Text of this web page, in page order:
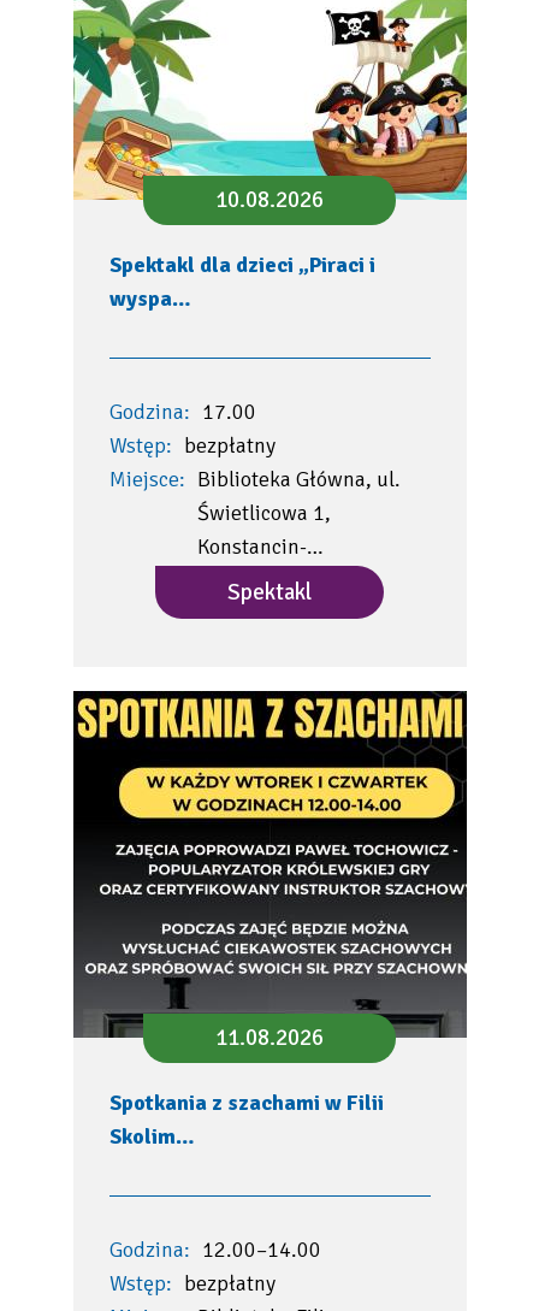
10.08.2026
Spektakl dla dzieci „Piraci i
wyspa…
Godzina: 17.00
Wstęp: bezpłatny
Miejsce: Biblioteka Główna, ul.
Świetlicowa 1,
Konstancin-…
Spektakl
11.08.2026
Spotkania z szachami w Filii
Skolim…
Godzina: 12.00–14.00
Wstęp: bezpłatny